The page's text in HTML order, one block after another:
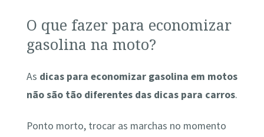
O que fazer para economizar
gasolina na moto?
As dicas para economizar gasolina em motos
não são tão diferentes das dicas para carros.
Ponto morto, trocar as marchas no momento